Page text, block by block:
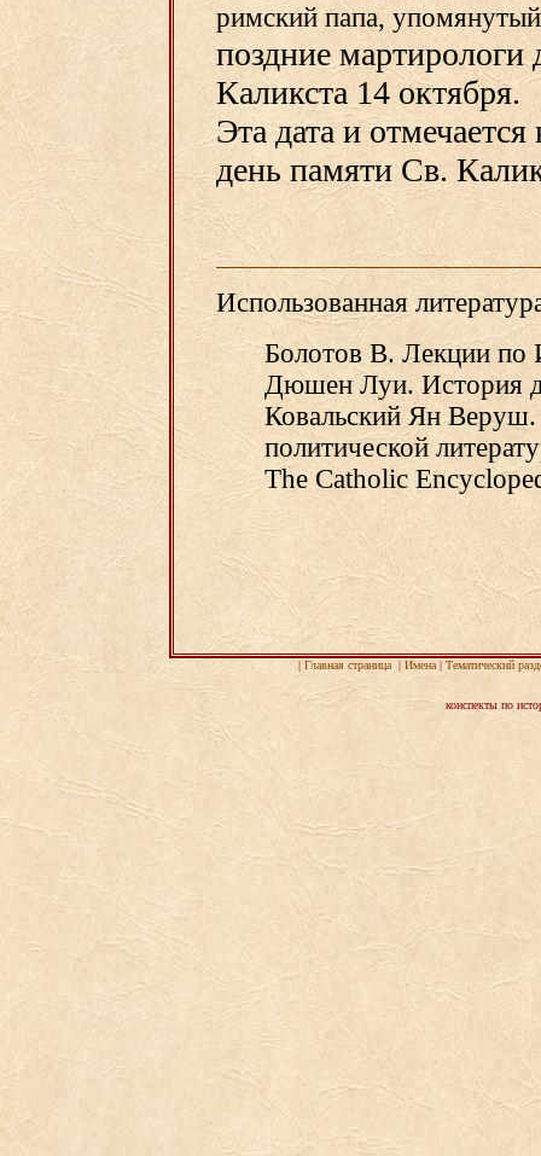
римский папа,
поздние мартирологи
Каликста 14 октября.
Эта дата и
день памяти Св.
Использованная
Болотов В. Лекции по
Дюшен Луи. История
Ковальский Ян
политической
The Catholic
| Главная страница | Имена | Тематический
конспекты по